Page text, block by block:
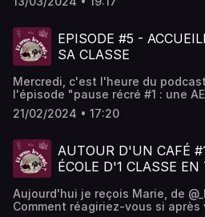
bénéfices ? Qu'est ce que je
Visitez acast.com/privacy pour
EPISODE #5 -
SA CLASSE
Mercredi, c'est l'heure du
l'épisode "pause récré #1 : une
place" je vous parle aujourd'hui
accueillir au mieux une AESH
communication... bonne écoute !
Visitez acast.com/privacy pour
21/02/2024 • 17:20
AUTOUR D'UN CAFÉ
ÉCOLE D'1 CLASSE EN
Aujourd'hui je reçois Marie, de
Comment réagiriez-vous si après